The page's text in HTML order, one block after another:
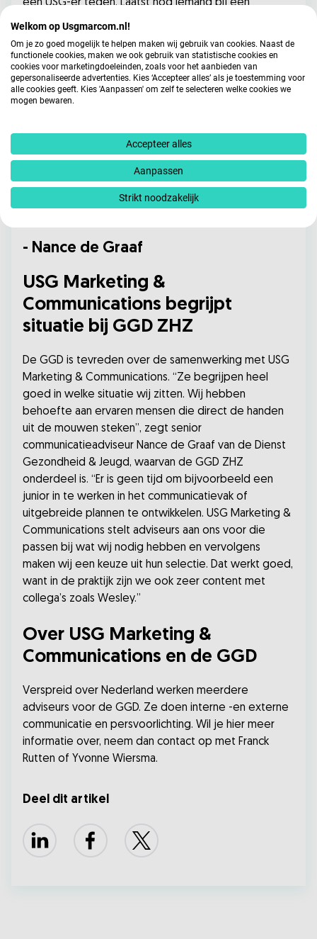
een USG-er tegen. Laatst nog iemand bij een
gemeente in onze regio. Dat overlegt gemakkelijk,
ook nog eens in hetzelfde expertiseteam, waarin we
kennis uitwisselen.”
"USG Marketing & Communications
passen bij wat wij nodig hebben en
vervolgens maken wij een keuze uit
hun selectie. Dat werkt goed, want in
de praktijk zijn we ook zeer content
- Nance de Graaf
USG Marketing &
Communications begrijpt
situatie bij GGD ZHZ
De GGD is tevreden over de samenwerking met USG
Marketing & Communications. “Ze begrijpen heel
goed in welke situatie wij zitten. Wij hebben
behoefte aan ervaren mensen die direct de handen
uit de mouwen steken”, zegt senior
communicatieadviseur Nance de Graaf van de Dienst
Gezondheid & Jeugd, waarvan de GGD ZHZ
onderdeel is. “Er is geen tijd om bijvoorbeeld een
junior in te werken in het communicatievak of
uitgebreide plannen te ontwikkelen. USG Marketing &
Communications stelt adviseurs aan ons voor die
passen bij wat wij nodig hebben en vervolgens
maken wij een keuze uit hun selectie. Dat werkt goed,
want in de praktijk zijn we ook zeer content met
collega’s zoals Wesley.”
Over USG Marketing &
Communications en de GGD
Verspreid over Nederland werken meerdere
adviseurs voor de GGD. Ze doen interne -en externe
communicatie en persvoorlichting. Wil je hier meer
informatie over, neem dan contact op met Franck
Rutten of Yvonne Wiersma.
Deel dit artikel
LinkedIn FacebookX
Welkom op Usgmarcom.nl!
Om je zo goed mogelijk te helpen maken wij gebruik van cookies. Naast de
functionele cookies, maken we ook gebruik van statistische cookies en
cookies voor marketingdoeleinden, zoals voor het aanbieden van
gepersonaliseerde advertenties. Kies ‘Accepteer alles’ als je toestemming voor
alle cookies geeft. Kies 'Aanpassen' om zelf te selecteren welke cookies we
mogen bewaren.
Accepteer alles
Aanpassen
Strikt noodzakelijk